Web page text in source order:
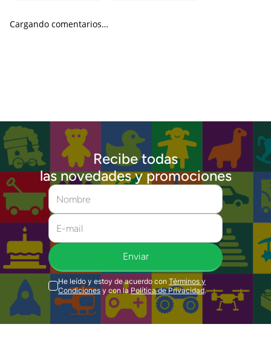
Cargando comentarios…
Recibe todas
las novedades y promociones
Enviar
He leído y estoy de acuerdo con Términos y
Condiciones y con la Política de Privacidad.